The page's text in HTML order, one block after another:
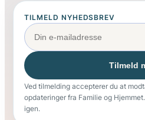
TILMELD NYHEDSBREV
Tilmeld
Ved tilmelding accepterer du at
opdateringer fra Familie og
igen.